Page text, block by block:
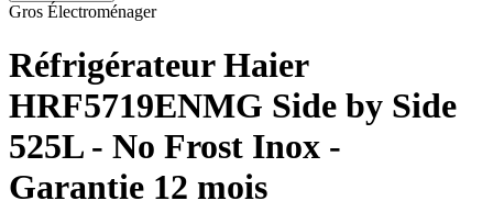
Gros Électroménager
Réfrigérateur Haier
HRF5719ENMG Side by Side
525L - No Frost Inox -
Garantie 12 mois